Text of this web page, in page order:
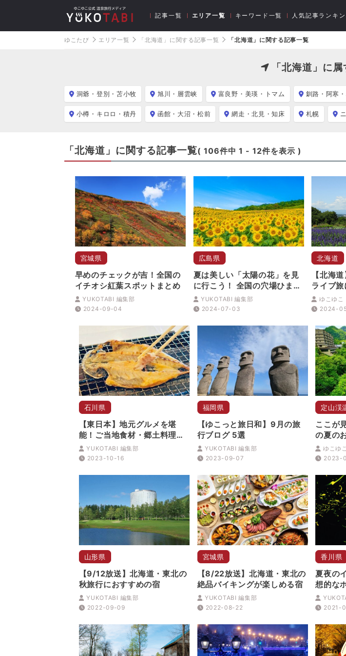
記事一覧 エリア一覧 キーワード一覧 人気記事ランキ
ゆこたび エリア一覧 「北海道」に関する記事一覧 「北海道」に関する記事一覧
「北海道」に
洞爺・登別・苫小牧 旭川・層雲峡 富良野・美瑛・トマム 釧路・阿寒
小樽・キロロ・積丹 函館・大沼・松前 網走・北見・知床 札幌
「北海道」に関する記事一覧( 106件中 1 - 12件を表示 )
宮城県
早めのチェックが吉！全国の
イチオシ紅葉スポットまとめ
YUKOTABI 編集部
2024-09-04
広島県
夏は美しい「太陽の花」を見
に行こう！ 全国の穴場ひまわ
り畑5選
YUKOTABI 編集部
2024-07-03
北海道
【北海
ライブ旅
を楽しめ
8選
ゆこゆこ
2024-
石川県
【東日本】地元グルメを堪
能！ご当地食材・郷土料理を
楽しめる宿9選
YUKOTABI 編集部
2023-10-16
福岡県
【ゆこっと旅日和】9月の旅
行ブログ 5選
YUKOTABI 編集部
2023-09-07
定山渓
ここが
の夏の
ベント情
ゆこゆこ
2023-
山形県
【9/12放送】北海道・東北の
秋旅行におすすめの宿
YUKOTABI 編集部
2022-09-09
宮城県
【8/22放送】北海道・東北の
絶品バイキングが楽しめる宿
YUKOTABI 編集部
2022-08-22
香川県
夏夜の
想的な
こう
2021-